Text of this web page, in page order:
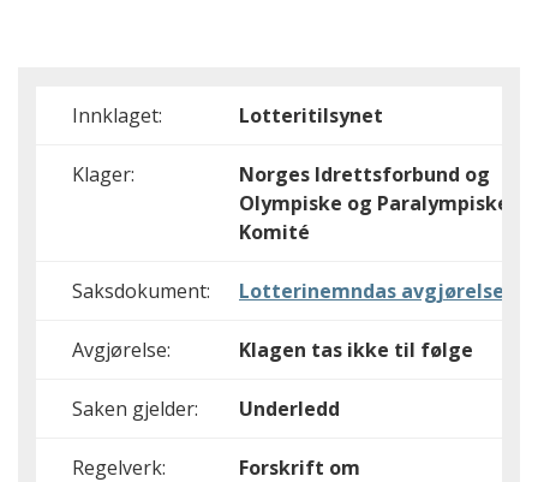
Innklaget: Lotteritilsynet
Klager:
Norges Idrettsforbund og
Olympiske og Paralympiske
Komité
Saksdokument: Lotterinemndas avgjørelse18
Avgjørelse: Klagen tas ikke til følge
Saken gjelder: Underledd
Regelverk:
Forskrift om